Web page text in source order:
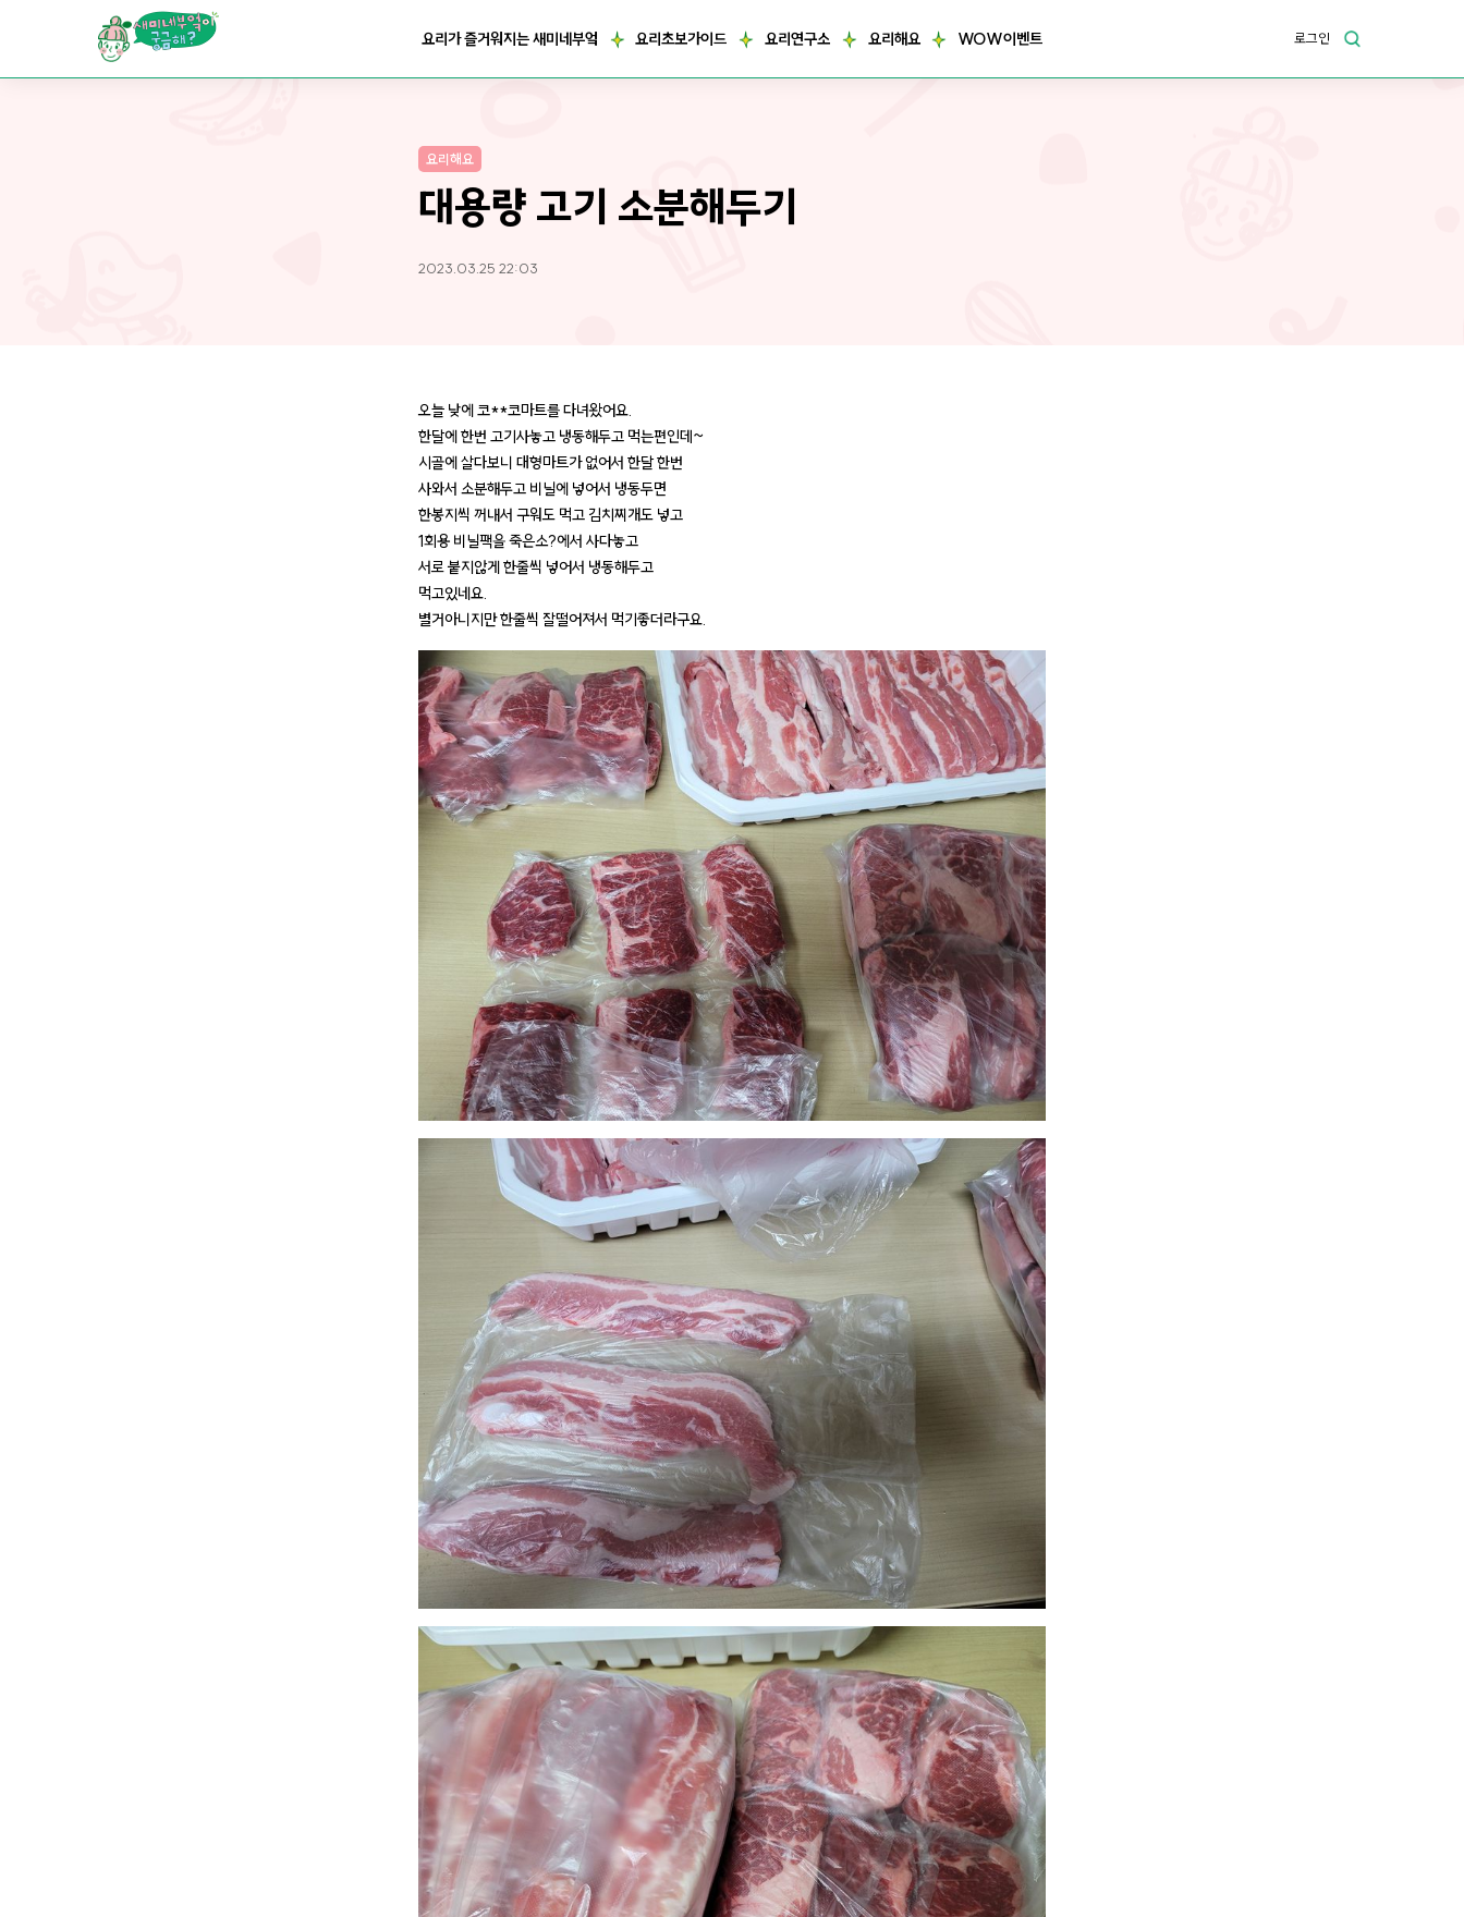
요리가 즐거워지는 새미네부엌 요리초보가이드 요리연구소 요리해요 WOW이벤트 로그인
요리해요
대용량 고기 소분해두기
2023.03.25 22:03
오늘 낮에 코**코마트를 다녀왔어요.
한달에 한번 고기사놓고 냉동해두고 먹는편인데~
시골에 살다보니 대형마트가 없어서 한달 한번
사와서 소분해두고 비닐에 넣어서 냉동두면
한봉지씩 꺼내서 구워도 먹고 김치찌개도 넣고
1회용 비닐팩을 죽은소?에서 사다놓고
서로 붙지않게 한줄씩 넣어서 냉동해두고
먹고있네요.
별거아니지만 한줄씩 잘떨어져서 먹기좋더라구요.